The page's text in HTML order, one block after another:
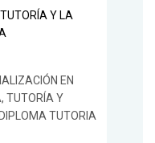
Y LA
EN
TUTORÍA Y
TUTORIA